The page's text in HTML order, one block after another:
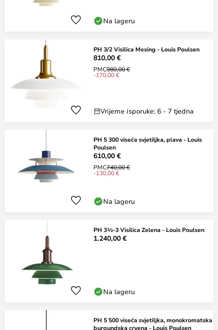
Na lageru
PH 3/2 Visilica Mesing - Louis Poulsen
810,00 €
PMC980,00 €
-170,00 €
Vrijeme isporuke: 6 - 7 tjedna
PH 5 300 viseća svjetiljka, plava - Louis
Poulsen
610,00 €
PMC740,00 €
-130,00 €
Na lageru
PH 3½-3 Visilica Zelena - Louis Poulsen
1.240,00 €
Na lageru
PH 5 500 viseća svjetiljka, monokromatska
burgundska crvena - Louis Poulsen